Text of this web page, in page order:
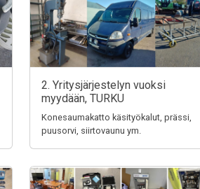
2. Yritysjärjestelyn vuoksi
myydään, TURKU
Konesaumakatto käsityökalut, prässi,
puusorvi, siirtovaunu ym.